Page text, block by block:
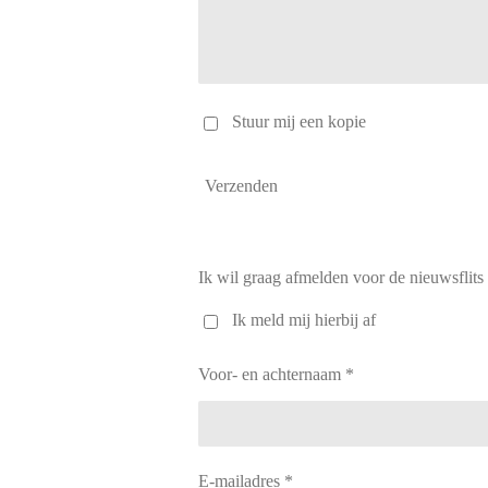
Stuur mij een kopie
Verzenden
Ik wil graag afmelden voor de
Ik meld mij hierbij af
Voor- en achternaam *
E-mailadres *